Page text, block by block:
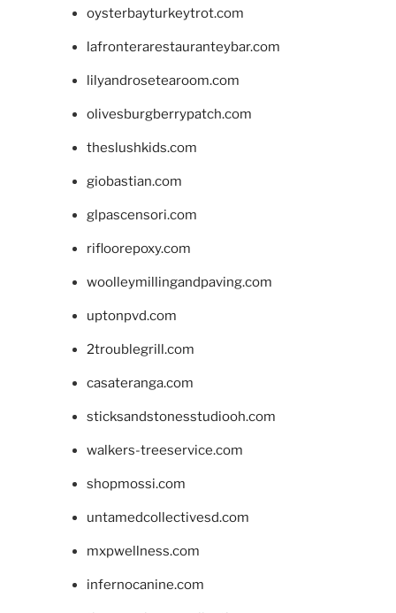
oysterbayturkeytrot.com
lafronterarestauranteybar.com
lilyandrosetearoom.com
olivesburgberrypatch.com
theslushkids.com
giobastian.com
glpascensori.com
rifloorepoxy.com
woolleymillingandpaving.com
uptonpvd.com
2troublegrill.com
casateranga.com
sticksandstonesstudiooh.com
walkers-treeservice.com
shopmossi.com
untamedcollectivesd.com
mxpwellness.com
infernocanine.com